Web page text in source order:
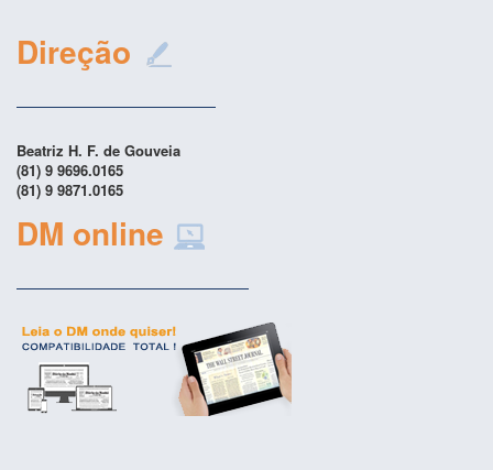
Direção
Beatriz H. F. de Gouveia
(81) 9 9696.0165
(81) 9 9871.0165
DM online